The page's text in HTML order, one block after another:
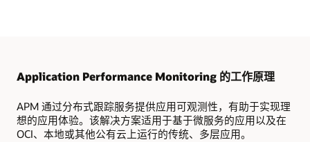
Application Performance Monitoring 的工作原理
APM 通过分布式跟踪服务提供应用可观测性，有助于实现理
想的应用体验。该解决方案适用于基于微服务的应用以及在
OCI、本地或其他公有云上运行的传统、多层应用。